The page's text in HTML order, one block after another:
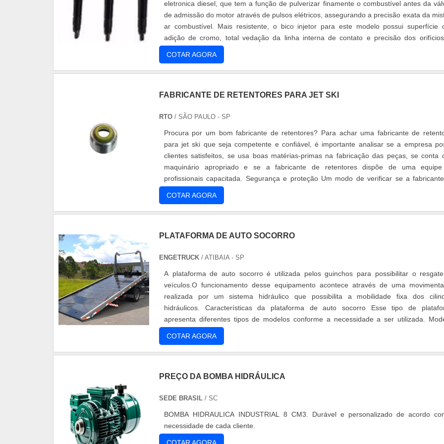
eletronica diesel, que tem a função de pulverizar finamente o combustível antes da
de admissão do motor através de pulsos elétricos, assegurando a precisão exata da
ar combustível. Mais resistente, o bico injetor para este modelo possui superfície
adição de cromo, total vedação da linha interna de contato e precisão dos orifícios
COTAR AGORA
FABRICANTE DE RETENTORES PARA JET SKI
RTO/ SÃO PAULO - SP
Procura por um bom fabricante de retentores? Para achar uma fabricante de
para jet ski que seja competente e confiável, é importante analisar se a empresa
clientes satisfeitos, se usa boas matérias-primas na fabricação das peças, se conta
maquinário apropriado e se a fabricante de retentores dispõe de uma
profissionais capacitada. Segurança e proteção Um modo de verificar se a fabricante
COTAR AGORA
PLATAFORMA DE AUTO SOCORRO
ENGETRUCK/ ATIBAIA - SP
A plataforma de auto socorro é utilizada pelos guinchos para possibilitar o
veículos.O funcionamento desse equipamento acontece através de uma
realizada por um sistema hidráulico que possibilita a mobilidade fixa dos
hidráulicos. Características da plataforma de auto socorro Esse tipo de
apresenta diferentes tipos de modelos conforme a necessidade a ser utilizada.
como: PAS 5000 que prop....
COTAR AGORA
PREÇO DA BOMBA HIDRÁULICA
SEDE BRASIL/ SC
BOMBA HIDRAULICA INDUSTRIAL 8 CM3. Durável e personalizado de acordo
necessidade de cada cliente.